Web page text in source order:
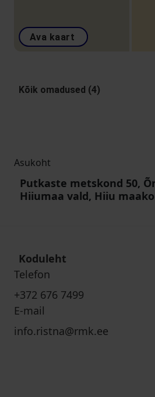
Ava kaart
Kõik omadused (4)
Asukoht
Putkaste metskond 50,
Hiiumaa vald, Hiiu
Koduleht
Telefon
+372 676 7499
E-mail
info.ristna@rmk.ee